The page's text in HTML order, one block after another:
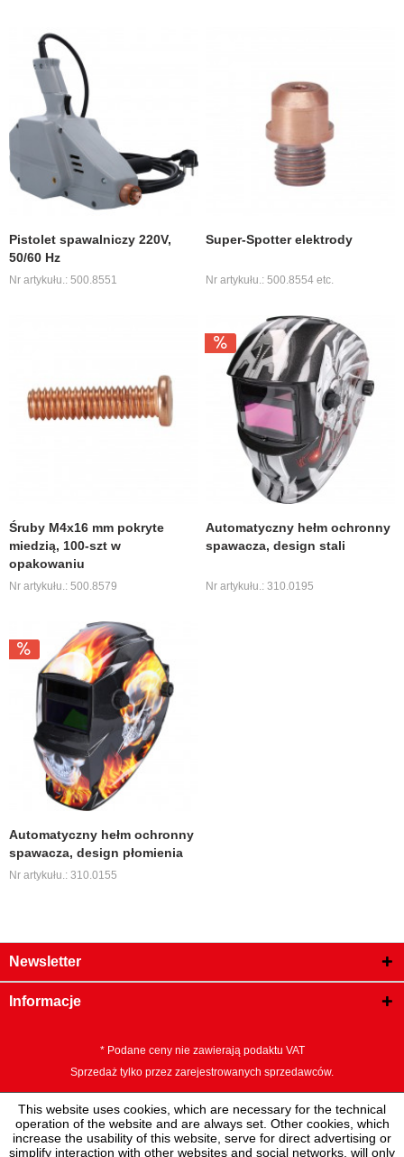
Pistolet spawalniczy 220V,
50/60 Hz
Nr artykułu.: 500.8551
Super-Spotter elektrody
Nr artykułu.: 500.8554 etc.
Śruby M4x16 mm pokryte
miedzią, 100-szt w
opakowaniu
Nr artykułu.: 500.8579
Automatyczny hełm ochronny
spawacza, design stali
Nr artykułu.: 310.0195
Automatyczny hełm ochronny
spawacza, design płomienia
Nr artykułu.: 310.0155
Newsletter
Informacje
* Podane ceny nie zawierają podaktu VAT
Sprzedaż tylko przez zarejestrowanych sprzedawców.
This website uses cookies, which are necessary for the technical
operation of the website and are always set. Other cookies, which
increase the usability of this website, serve for direct advertising or
simplify interaction with other websites and social networks, will only